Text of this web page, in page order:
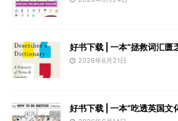
好书下载 | 一本“拯救词汇匮
2026年6月21日
好书下载 | 一本“吃透英国文